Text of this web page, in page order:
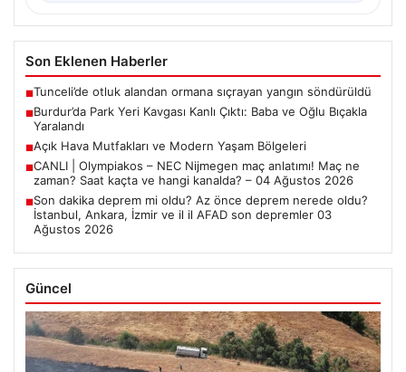
Son Eklenen Haberler
■Tunceli’de otluk alandan ormana sıçrayan yangın söndürüldü
■Burdur’da Park Yeri Kavgası Kanlı Çıktı: Baba ve Oğlu Bıçakla
Yaralandı
■Açık Hava Mutfakları ve Modern Yaşam Bölgeleri
■CANLI | Olympiakos – NEC Nijmegen maç anlatımı! Maç ne
zaman? Saat kaçta ve hangi kanalda? – 04 Ağustos 2026
■Son dakika deprem mi oldu? Az önce deprem nerede oldu?
İstanbul, Ankara, İzmir ve il il AFAD son depremler 03
Ağustos 2026
Güncel